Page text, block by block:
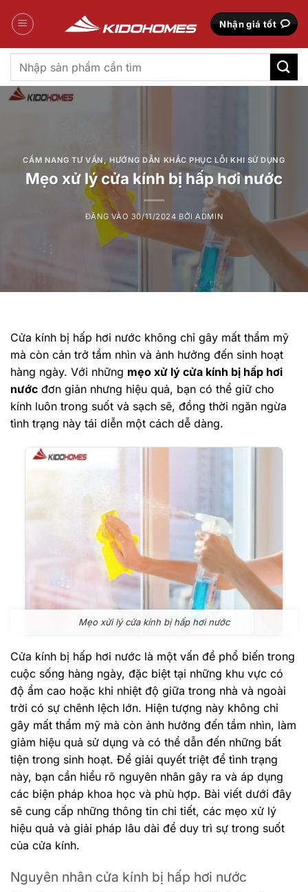
qua
Nhận giá tốt
Tìm
kiếm:
CẨM NANG TƯ VẤN,HƯỚNG DẪN KHẮC PHỤC LỖI KHI SỬ DỤNG
Mẹo xử lý cửa kính bị hấp hơi nước
ĐĂNG VÀO 30/11/2024 BỞIADMIN
Cửa kính bị hấp hơi nước không chỉ gây mất thẩm mỹ
mà còn cản trở tầm nhìn và ảnh hưởng đến sinh hoạt
hàng ngày. Với những mẹo xử lý cửa kính bị hấp hơi
nước đơn giản nhưng hiệu quả, bạn có thể giữ cho
kính luôn trong suốt và sạch sẽ, đồng thời ngăn ngừa
tình trạng này tái diễn một cách dễ dàng.
Mẹo xửi lý cửa kính bị hấp hơi nước
Cửa kính bị hấp hơi nước là một vấn đề phổ biến trong
cuộc sống hàng ngày, đặc biệt tại những khu vực có
độ ẩm cao hoặc khi nhiệt độ giữa trong nhà và ngoài
trời có sự chênh lệch lớn. Hiện tượng này không chỉ
gây mất thẩm mỹ mà còn ảnh hưởng đến tầm nhìn, làm
giảm hiệu quả sử dụng và có thể dẫn đến những bất
tiện trong sinh hoạt. Để giải quyết triệt để tình trạng
này, bạn cần hiểu rõ nguyên nhân gây ra và áp dụng
các biện pháp khoa học và phù hợp. Bài viết dưới đây
sẽ cung cấp những thông tin chi tiết, các mẹo xử lý
hiệu quả và giải pháp lâu dài để duy trì sự trong suốt
của cửa kính.
Nguyên nhân cửa kính bị hấp hơi nước